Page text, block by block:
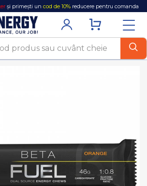
și primești un cod de 10% reducere pentru comanda
ta!